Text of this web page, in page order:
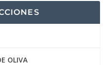
OLIVA